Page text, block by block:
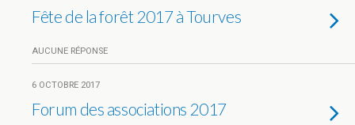
Fête de la forêt 2017 à Tourves
AUCUNE RÉPONSE
6 OCTOBRE 2017
Forum des associations 2017